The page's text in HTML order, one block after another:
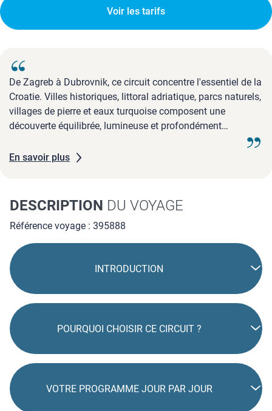
Voir les tarifs
De Zagreb à Dubrovnik, ce circuit concentre l'essentiel de la
Croatie. Villes historiques, littoral adriatique, parcs naturels,
villages de pierre et eaux turquoise composent une
découverte équilibrée, lumineuse et profondément
En savoir plus
DESCRIPTION DU VOYAGE
Référence voyage : 395888
INTRODUCTION
POURQUOI CHOISIR CE CIRCUIT ?
VOTRE PROGRAMME JOUR PAR JOUR